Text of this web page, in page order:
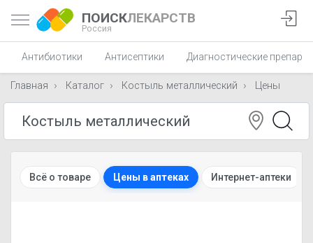
ПОИСКЛЕКАРСТВ
Россия
Антибиотики Антисептики Диагностические
Главная Каталог Костыль металлический Цены
Всё о товаре Цены в аптеках Интернет-аптеки